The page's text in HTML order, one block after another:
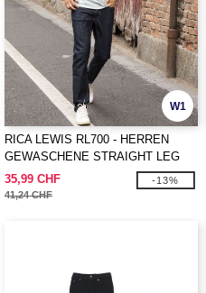
W1
RICA LEWIS RL700 - HERREN
GEWASCHENE STRAIGHT LEG
FIT JEANS
35,99 CHF
41,24 CHF
-13%